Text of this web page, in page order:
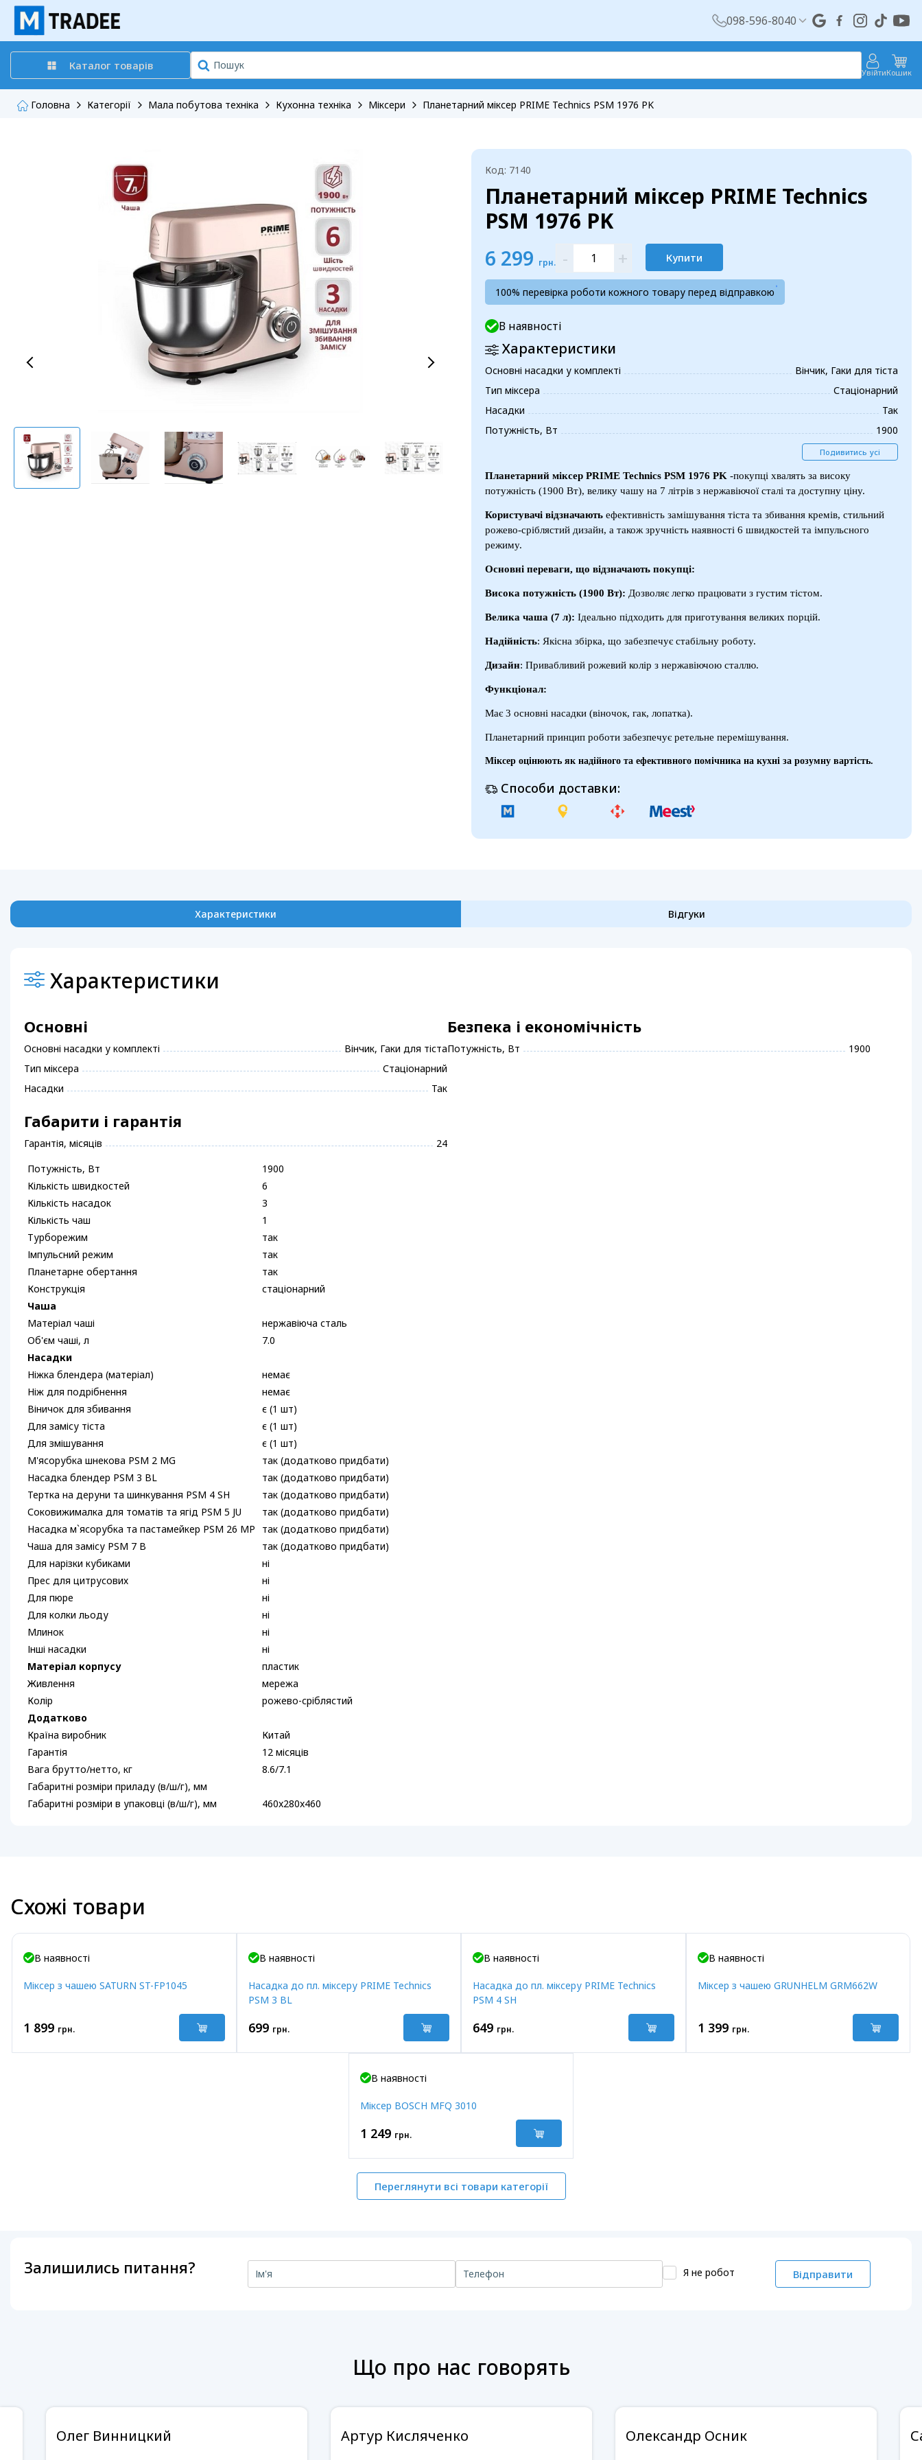
098-596-8040
Каталог товарів
УвійтиКошик
Головна Категорії Мала побутова техніка Кухонна техніка Міксери Планетарний міксер PRIME Technics PSM 1976 PK
Код: 7140
Планетарний міксер PRIME Technics
PSM 1976 PK
6 299 грн. - + Купити
100% перевірка роботи кожного товару перед відправкою
В наявності
Характеристики
Основні насадки у комплекті
Вінчик, Гаки для тіста
Тип міксера
Стаціонарний
Насадки
Так
Потужність, Вт
1900
Подивитись усі
Планетарний міксер PRIME Technics PSM 1976 PK -покупці хвалять за високу
потужність (1900 Вт), велику чашу на 7 літрів з нержавіючої сталі та доступну ціну.
Користувачі відзначають ефективність замішування тіста та збивання кремів, стильний
рожево-сріблястий дизайн, а також зручність наявності 6 швидкостей та імпульсного
режиму.
Основні переваги, що відзначають покупці:
Висока потужність (1900 Вт): Дозволяє легко працювати з густим тістом.
Велика чаша (7 л): Ідеально підходить для приготування великих порцій.
Надійність: Якісна збірка, що забезпечує стабільну роботу.
Дизайн: Привабливий рожевий колір з нержавіючою сталлю.
Функціонал:
Має 3 основні насадки (віночок, гак, лопатка).
Планетарний принцип роботи забезпечує ретельне перемішування.
Міксер оцінюють як надійного та ефективного помічника на кухні за розумну вартість.
Способи доставки:
Характеристики Відгуки
Характеристики
Основні
Основні насадки у комплекті
Вінчик, Гаки для тіста
Тип міксера
Стаціонарний
Насадки
Так
Безпека і економічність
Потужність, Вт 1900
Габарити і гарантія
Гарантія, місяців
24
Потужність, Вт
1900
Кількість швидкостей
6
Кількість насадок
3
Кількість чаш
1
Турборежим
так
Імпульсний режим
так
Планетарне обертання
так
Конструкція
стаціонарний
Чаша
Матеріал чаші
нержавіюча сталь
Об'єм чаші, л
7.0
Насадки
Ніжка блендера (матеріал)
немає
Ніж для подрібнення
немає
Віничок для збивання
є (1 шт)
Для замісу тіста
є (1 шт)
Для змішування
є (1 шт)
М'ясорубка шнекова PSM 2 MG
так (додатково придбати)
Насадка блендер PSM 3 BL
так (додатково придбати)
Тертка на деруни та шинкування PSM 4 SH
так (додатково придбати)
Соковижималка для томатів та ягід PSM 5 JU
так (додатково придбати)
Насадка м`ясорубка та пастамейкер PSM 26 MР
так (додатково придбати)
Чаша для замісу PSM 7 B
так (додатково придбати)
Для нарізки кубиками
ні
Прес для цитрусових
ні
Для пюре
ні
Для колки льоду
ні
Млинок
ні
Інші насадки
ні
Матеріал корпусу
пластик
Живлення
мережа
Колір
рожево-сріблястий
Додатково
Країна виробник
Китай
Гарантія
12 місяців
Вага брутто/нетто, кг
8.6/7.1
Габаритні розміри приладу (в/ш/г), мм
Габаритні розміри в упаковці (в/ш/г), мм
460x280x460
Схожі товари
В наявності
Міксер з чашею SATURN ST-FP1045
1 899 грн.
В наявності
Насадка до пл. міксеру PRIME Technics
PSM 3 BL
699 грн.
В наявності
Насадка до пл. міксеру PRIME Technics
PSM 4 SH
649 грн.
В наявності
Міксер з чашею GRUNHELM GRM662W
1 399 грн.
В наявності
Міксер BOSCH MFQ 3010
1 249 грн.
Переглянути всі товари категорії
Залишились питання? Я не робот Відправити
Що про нас говорять
Олег Винницкий Артур Кисляченко Олександр Осник